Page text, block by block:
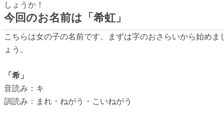
しょうか！
今回のお名前は「希虹」
こちらは女の子の名前です。まずは字のおさらいから始めま
ょう。
「希」
音読み：キ
訓読み：まれ・ねがう・こいねがう